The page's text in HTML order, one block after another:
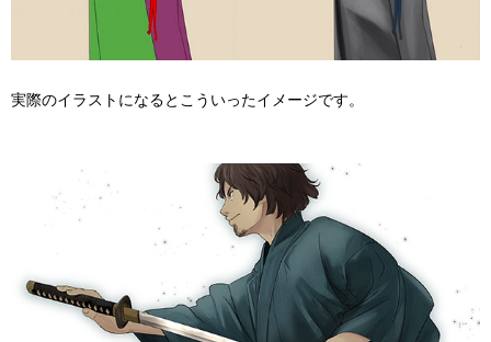
実際のイラストになるとこういったイメージです。